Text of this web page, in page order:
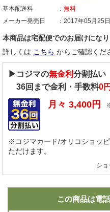
基本配送料
無料
メーカー発売日
2017年05月25日
本商品は宅配便でのお届けになり
詳しくは こちら からご確認くだ
▶コジマの無金利分割払い
36回まで金利・手数料0円
月々 3,400 円
※コジマカード/オリコショッ
ただけます。
シ
この商品は電